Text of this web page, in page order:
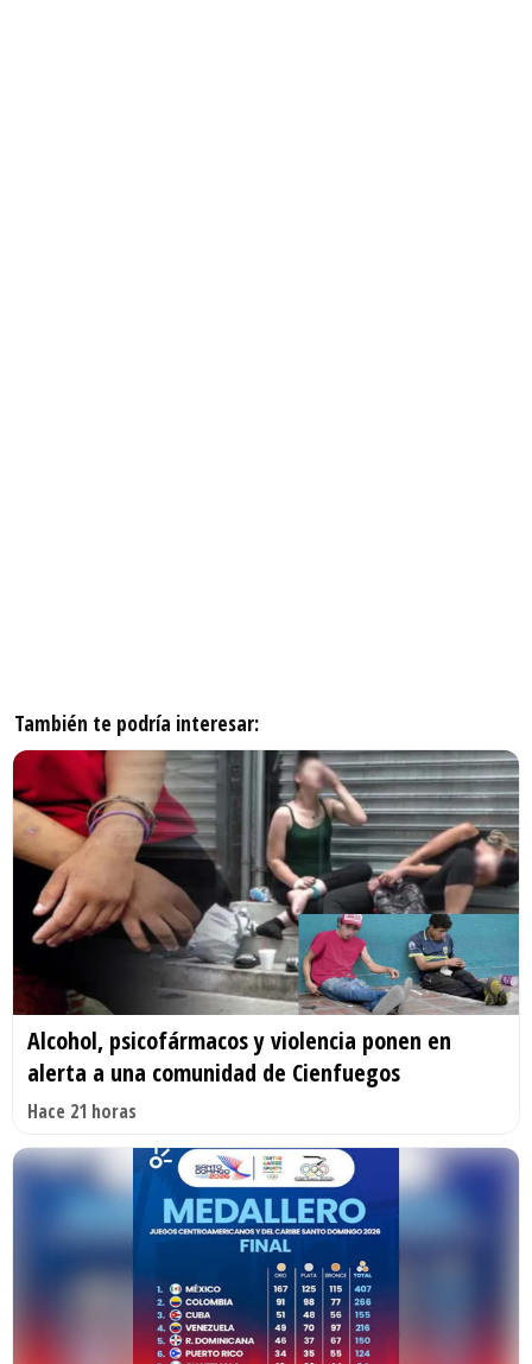
También te podría interesar:
Alcohol, psicofármacos y violencia ponen en
alerta a una comunidad de Cienfuegos
Hace 21 horas